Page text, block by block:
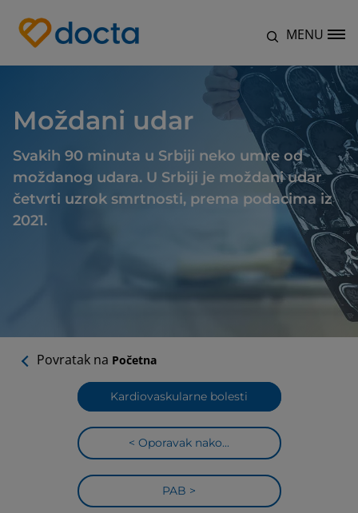
Site Logo MENU
Moždani udar
Svakih 90 minuta u Srbiji neko umre od
moždanog udara. U Srbiji je moždani udar
četvrti uzrok smrtnosti, prema podacima iz
2021.
Povratak na Početna
Kardiovaskularne bolesti
< Oporavak nako...
PAB >